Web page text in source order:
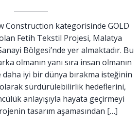
Construction kategorisinde GOLD
Fetih Tekstil Projesi, Malatya
Bölgesi’nde yer almaktadır. Bu
olmanın yanı sıra insan olmanın
iyi bir dünya bırakma isteğinin
sürdürülebilirlik hedeflerini,
anlayışıyla hayata geçirmeyi
tasarım aşamasından […]